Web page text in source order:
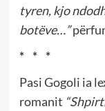
tyren, kjo
botëve…”
* * *
Pasi Gogoli ia
romanit